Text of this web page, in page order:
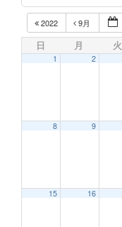
2022 9月
日 月 火
1 2
8 9
15 16